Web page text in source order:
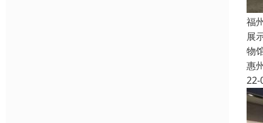
福
展
物
惠
22-